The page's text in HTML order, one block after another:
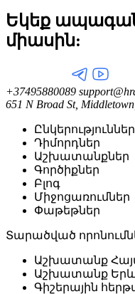
Եկեք
միասին:
+37495880089
651 N Broad St,
Ընկերություններ
Դիմորդներ
Աշխատանքներ
Գործիքներ
Բլոգ
Միջոցառումներ
Փաթեթներ
Տարածված
Աշխատանք
Աշխատանք
Գիշերային